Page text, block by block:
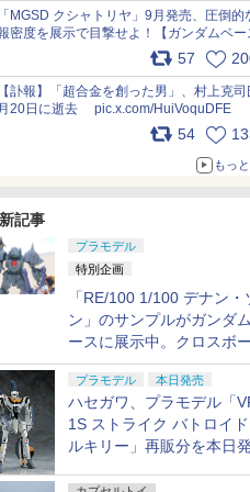
nszPIDTpbg
MGSD クシャトリヤ」9月発売、圧倒的
密度を展示で目撃せよ！【ガンダムベー
り下ろし】 pic.x.com/3rPjsfk7qZ
57
訃報】「超合金を創った男」、村上克司
月20日に逝去 pic.x.com/HuiVoquDFE
54
もっ
記事
プラモデル
特別企画
「RE/100 1/100 デナン・
ン」のサンプルがガンダ
ースに展示中。クロスボー
ン・バンガードの制式量
が間もなく発送【ガンダム
ース撮り下ろし】
プラモデル 本日発売
ハセガワ、プラモデル「
1S ストライク バトロイ
ルキリー」再販分を本日発